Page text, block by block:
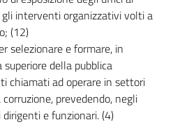
gli interventi organizzativi volti a
(12)
selezionare e formare, in
della pubblica
chiamati ad operare in settori
prevedendo, negli
e funzionari. (4)